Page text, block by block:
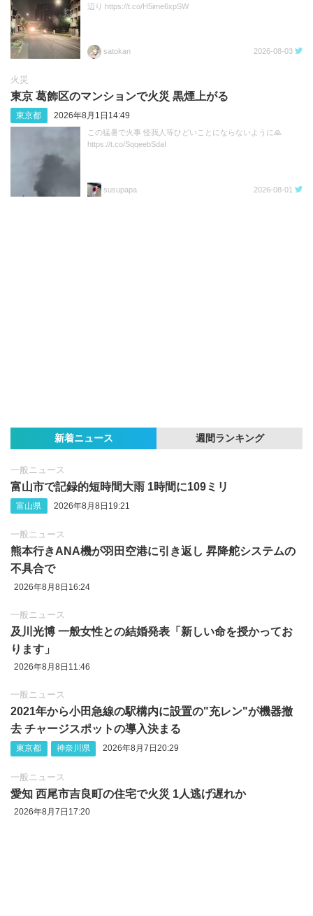
辺り https://t.co/H5ime6xpSW
satokan 2026-08-03
火災
東京 葛飾区のマンションで火災 黒煙上がる
東京都 2026年8月1日14:49
この猛暑で火事 怪我人等ひどいことにならないように🙏
https://t.co/SqqeebSdaI
susupapa 2026-08-01
新着ニュース 週間ランキング
一般ニュース
富山市で記録的短時間大雨 1時間に109ミリ
富山県 2026年8月8日19:21
一般ニュース
熊本行きANA機が羽田空港に引き返し 昇降舵システムの
不具合で
2026年8月8日16:24
一般ニュース
及川光博 一般女性との結婚発表「新しい命を授かってお
ります」
2026年8月8日11:46
一般ニュース
2021年から小田急線の駅構内に設置の"充レン"が機器撤
去 チャージスポットの導入決まる
東京都 神奈川県 2026年8月7日20:29
一般ニュース
愛知 西尾市吉良町の住宅で火災 1人逃げ遅れか
2026年8月7日17:20